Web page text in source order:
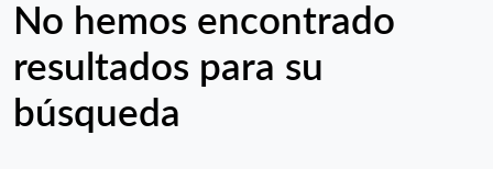
No hemos encontrado
resultados para su
búsqueda